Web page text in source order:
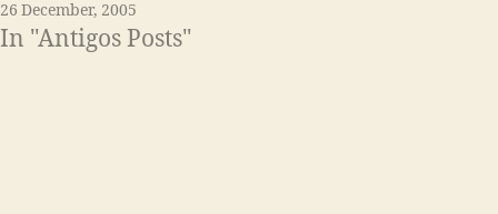
Infinita, etc.: "Qual é, afinal, a
importância da cronologia? Ela deve
26 December, 2005
In "Antigos Posts"